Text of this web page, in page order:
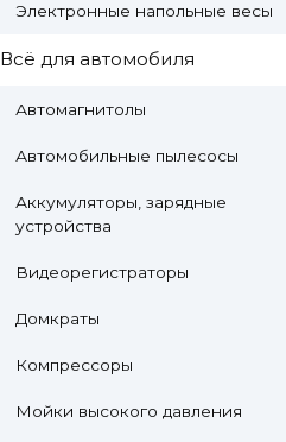
Электронные напольные весы
Всё для автомобиля
Автомагнитолы
Автомобильные пылесосы
Аккумуляторы, зарядные
устройства
Видеорегистраторы
Домкраты
Компрессоры
Мойки высокого давления